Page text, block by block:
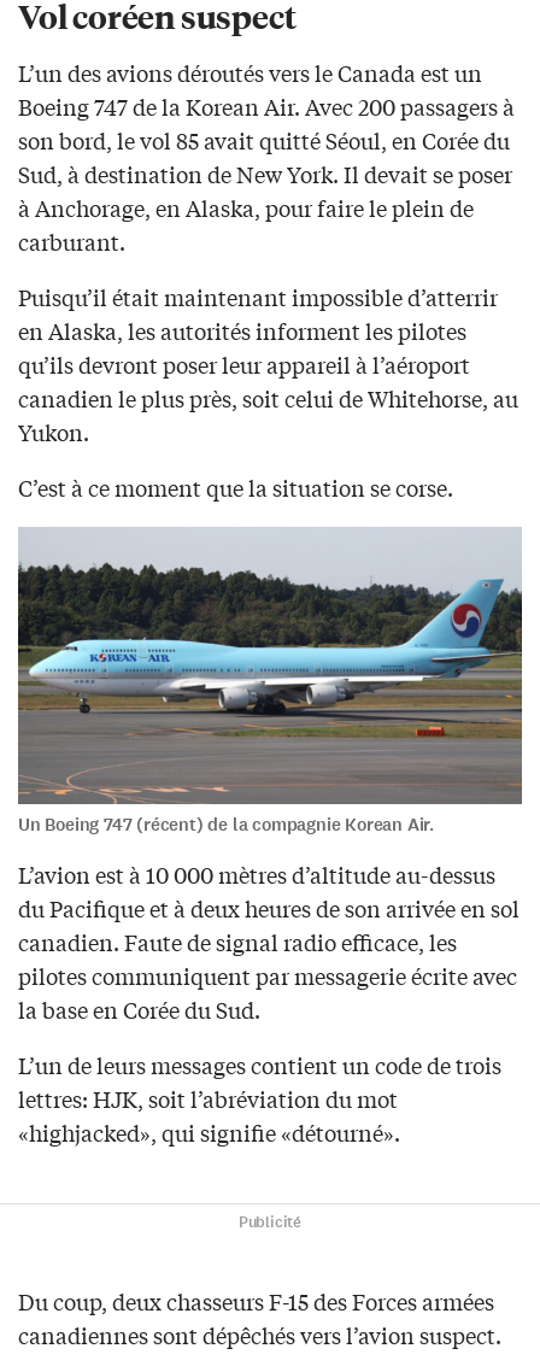
Vol coréen suspect
L’un des avions déroutés vers le Canada est un
Boeing 747 de la Korean Air. Avec 200 passagers à
son bord, le vol 85 avait quitté Séoul, en Corée du
Sud, à destination de New York. Il devait se poser
à Anchorage, en Alaska, pour faire le plein de
carburant.
Puisqu’il était maintenant impossible d’atterrir
en Alaska, les autorités informent les pilotes
qu’ils devront poser leur appareil à l’aéroport
canadien le plus près, soit celui de Whitehorse, au
Yukon.
C’est à ce moment que la situation se corse.
Un Boeing 747 (récent) de la compagnie Korean Air.
L’avion est à 10 000 mètres d’altitude au-dessus
du Pacifique et à deux heures de son arrivée en sol
canadien. Faute de signal radio efficace, les
pilotes communiquent par messagerie écrite avec
la base en Corée du Sud.
L’un de leurs messages contient un code de trois
lettres: HJK, soit l’abréviation du mot
«highjacked», qui signifie «détourné».
Publicité
Du coup, deux chasseurs F-15 des Forces armées
canadiennes sont dépêchés vers l’avion suspect.